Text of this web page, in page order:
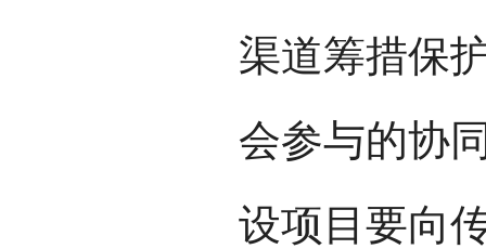
渠道筹措保
会参与的协
设项目要向